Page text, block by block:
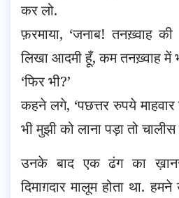
कर लो.
फ़रमाया, ‘जनाब! तनख़्वाह
लिखा आदमी हूँ, कम तनख़्वाह में
‘फिर भी?’
कहने लगे, ‘पछत्तर रुपये
भी मुझी को लाना पड़ा तो चालीस
उनके बाद एक ढंग का
दिमाग़दार मालूम होता था.